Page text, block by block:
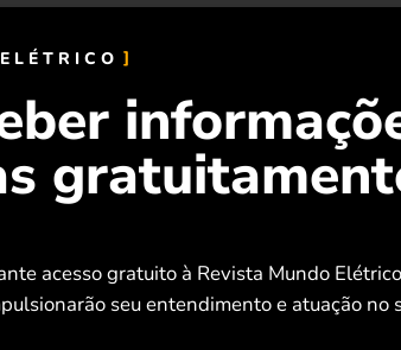
acesso gratuito à Revista Mundo
seu entendimento e atuação no